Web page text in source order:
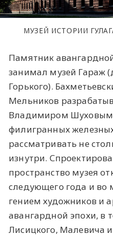
МУЗЕЙ ИСТОРИИ
Памятник
занимал музей Гараж
Горького).
Мельников
Владимиром
филигранных
рассматривать не
изнутри.
пространство музея
следующего года и во
гением художников и
авангардной эпохи, в
Лисицкого, Малевича и